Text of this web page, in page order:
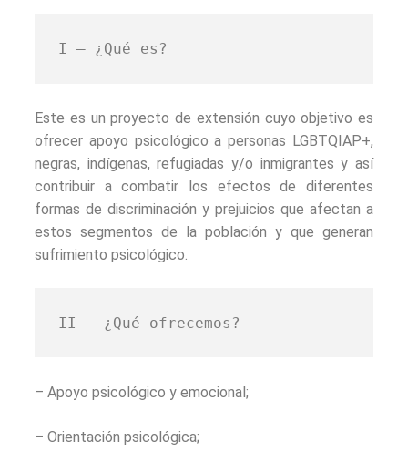
I – ¿Qué es?
Este es un proyecto de extensión cuyo objetivo es
ofrecer apoyo psicológico a personas LGBTQIAP+,
negras, indígenas, refugiadas y/o inmigrantes y así
contribuir a combatir los efectos de diferentes
formas de discriminación y prejuicios que afectan a
estos segmentos de la población y que generan
sufrimiento psicológico.
II – ¿Qué ofrecemos?
– Apoyo psicológico y emocional;
– Orientación psicológica;